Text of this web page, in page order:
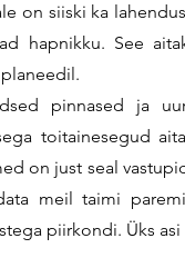
on siiski ka
hapnikku. See
pinnased ja
toitainesegud
on just seal
meil taimi
piirkondi. Üks